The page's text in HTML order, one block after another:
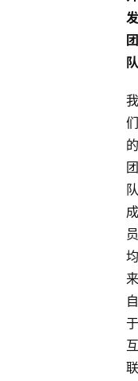
发
团
队
我
们
的
团
队
成
员
均
来
自
于
互
联